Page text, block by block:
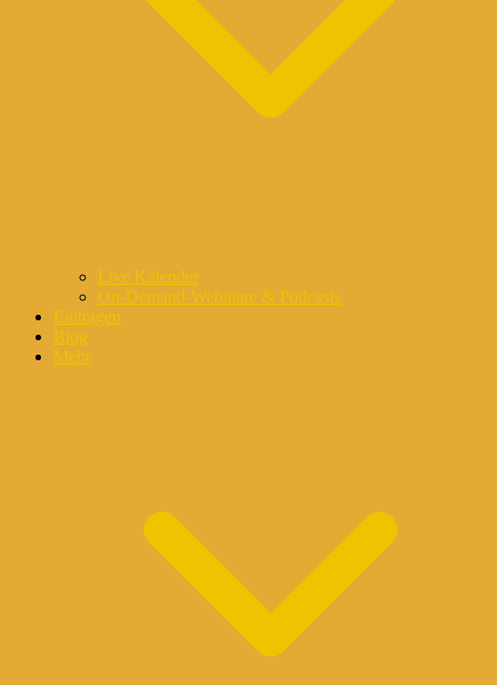
Live Kalender
On-Demand-Webinare & Podcasts
Eintragen
Blog
Mehr